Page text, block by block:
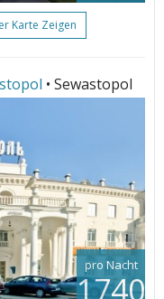
Karte Zeigen
• Sewastopol
pro Nacht
1740